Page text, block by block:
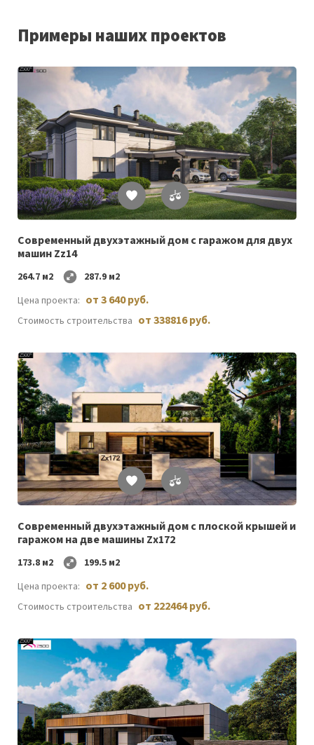
Примеры наших проектов
Список
желаемого
Современный двухэтажный дом с гаражом для двух
машин Zz14
264.7 м2
287.9 м2
Цена проекта: от 3 640 руб.
Стоимость строительства от 338816 руб.
Список
желаемого
Cовременный двухэтажный дом с плоской крышей и
гаражом на две машины Zx172
173.8 м2
199.5 м2
Цена проекта: от 2 600 руб.
Стоимость строительства от 222464 руб.